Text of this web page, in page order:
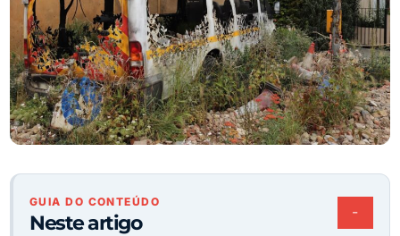
GUIA DO CONTEÚDO
Neste artigo −